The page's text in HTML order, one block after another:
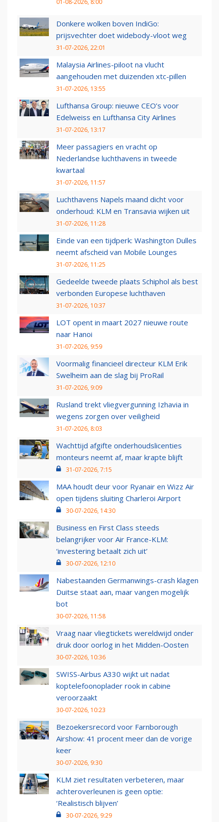
01-08-2026, 8:00
Donkere wolken boven IndiGo:
prijsvechter doet widebody-vloot weg
31-07-2026, 22:01
Malaysia Airlines-piloot na vlucht
aangehouden met duizenden xtc-pillen
31-07-2026, 13:55
Lufthansa Group: nieuwe CEO’s voor
Edelweiss en Lufthansa City Airlines
31-07-2026, 13:17
Meer passagiers en vracht op
Nederlandse luchthavens in tweede
kwartaal
31-07-2026, 11:57
Luchthavens Napels maand dicht voor
onderhoud: KLM en Transavia wijken uit
31-07-2026, 11:28
Einde van een tijdperk: Washington Dulles
neemt afscheid van Mobile Lounges
31-07-2026, 11:25
Gedeelde tweede plaats Schiphol als best
verbonden Europese luchthaven
31-07-2026, 10:37
LOT opent in maart 2027 nieuwe route
naar Hanoi
31-07-2026, 9:59
Voormalig financieel directeur KLM Erik
Swelheim aan de slag bij ProRail
31-07-2026, 9:09
Rusland trekt vliegvergunning Izhavia in
wegens zorgen over veiligheid
31-07-2026, 8:03
Wachttijd afgifte onderhoudslicenties
monteurs neemt af, maar krapte blijft
31-07-2026, 7:15
MAA houdt deur voor Ryanair en Wizz Air
open tijdens sluiting Charleroi Airport
30-07-2026, 14:30
Business en First Class steeds
belangrijker voor Air France-KLM:
‘investering betaalt zich uit’
30-07-2026, 12:10
Nabestaanden Germanwings-crash klagen
Duitse staat aan, maar vangen mogelijk
bot
30-07-2026, 11:58
Vraag naar vliegtickets wereldwijd onder
druk door oorlog in het Midden-Oosten
30-07-2026, 10:36
SWISS-Airbus A330 wijkt uit nadat
koptelefoonoplader rook in cabine
veroorzaakt
30-07-2026, 10:23
Bezoekersrecord voor Farnborough
Airshow: 41 procent meer dan de vorige
keer
30-07-2026, 9:30
KLM ziet resultaten verbeteren, maar
achteroverleunen is geen optie:
‘Realistisch blijven’
30-07-2026, 9:29